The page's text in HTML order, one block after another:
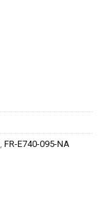
FR-E740-095-NA